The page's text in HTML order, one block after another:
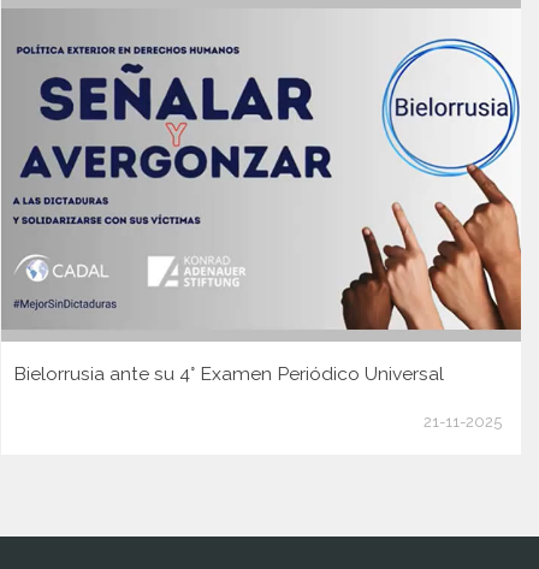
Bielorrusia ante su 4° Examen Periódico Universal
21-11-2025